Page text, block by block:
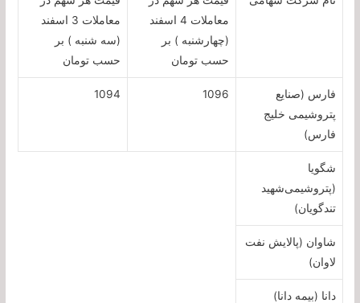
معاملات 4 اسفند
(چهارشنبه ) بر
حسب تومان
معاملات 3 اسفند
(سه شنبه ) بر
حسب تومان
فارس (صنایع‌
پتروشیمی خلیج
فارس)
1096
1094
شگویا
(پتروشیمی‌شهید
تندگویان)
شاوان (پالایش نفت
لاوان)
دانا (بیمه دانا)